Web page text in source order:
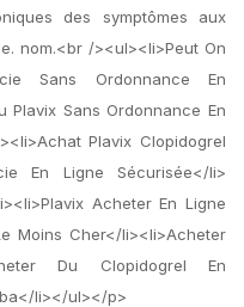
des symptômes aux
nom.<br /><ul><li>Peut On
Sans Ordonnance En
Plavix Sans Ordonnance En
Plavix Clopidogrel
En Ligne Sécurisée</li>
Acheter En Ligne
Moins Cher</li><li>Acheter
Du Clopidogrel En
li></ul></p>